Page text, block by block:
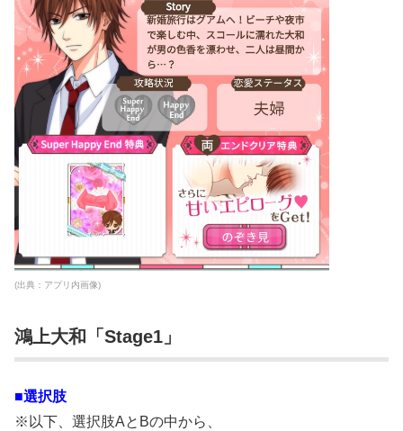
(出典：アプリ内画像)
鴻上大和「Stage1」
■選択肢
※以下、選択肢AとBの中から、